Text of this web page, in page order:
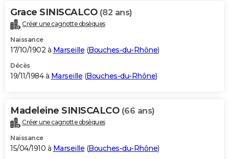
Grace SINISCALCO (82 ans)
Créer une cagnotte obsèques
Naissance
17/10/1902 à Marseille (Bouches-du-Rhône)
Décès
19/11/1984 à Marseille (Bouches-du-Rhône)
Madeleine SINISCALCO (66 ans)
Créer une cagnotte obsèques
Naissance
15/04/1910 à Marseille (Bouches-du-Rhône)